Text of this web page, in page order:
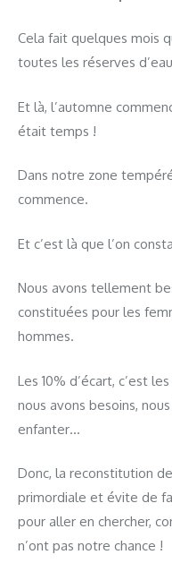
Cela fait quelques mois
toutes les réserves
Et là, l’automne
était temps !
Dans notre zone
commence.
Et c’est là que l’on
Nous avons tellement
constituées pour les
hommes.
Les 10% d’écart, c’est
nous avons besoins,
enfanter…
Donc, la reconstitution
primordiale et évite de
pour aller en chercher,
n’ont pas notre chance !